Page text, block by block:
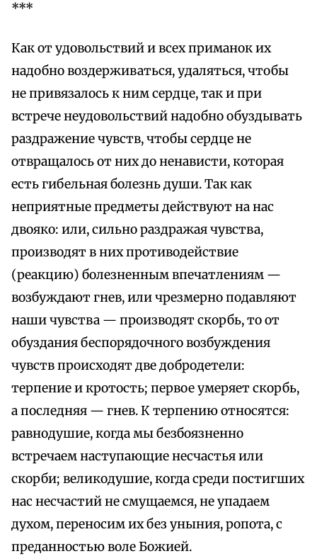
***
Как от удовольствий и всех приманок их
надобно воздерживаться, удаляться, чтобы
не привязалось к ним сердце, так и при
встрече неудовольствий надобно обуздывать
раздражение чувств, чтобы сердце не
отвращалось от них до ненависти, которая
есть гибельная болезнь души. Так как
неприятные предметы действуют на нас
двояко: или, сильно раздражая чувства,
производят в них противодействие
(реакцию) болезненным впечатлениям —
возбуждают гнев, или чрезмерно подавляют
наши чувства — производят скорбь, то от
обуздания беспорядочного возбуждения
чувств происходят две добродетели:
терпение и кротость; первое умеряет скорбь,
а последняя — гнев. К терпению относятся:
равнодушие, когда мы безбоязненно
встречаем наступающие несчастья или
скорби; великодушие, когда среди постигших
нас несчастий не смущаемся, не упадаем
духом, переносим их без уныния, ропота, с
преданностью воле Божией.